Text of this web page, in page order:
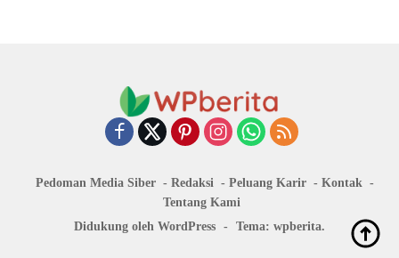
Pedoman Media Siber Redaksi Peluang Karir
Kontak
Tentang Kami
Didukung oleh WordPress - Tema: wpberita.